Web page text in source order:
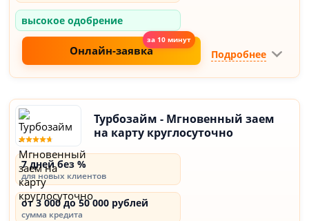
высокое одобрение
Онлайн-заявка Подробнее
Турбозайм - Мгновенный заем
на карту круглосуточно
7 дней без %
для новых клиентов
от 3 000 до 50 000 рублей
сумма кредита